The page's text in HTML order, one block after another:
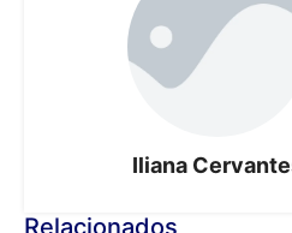
Iliana
Relacionados